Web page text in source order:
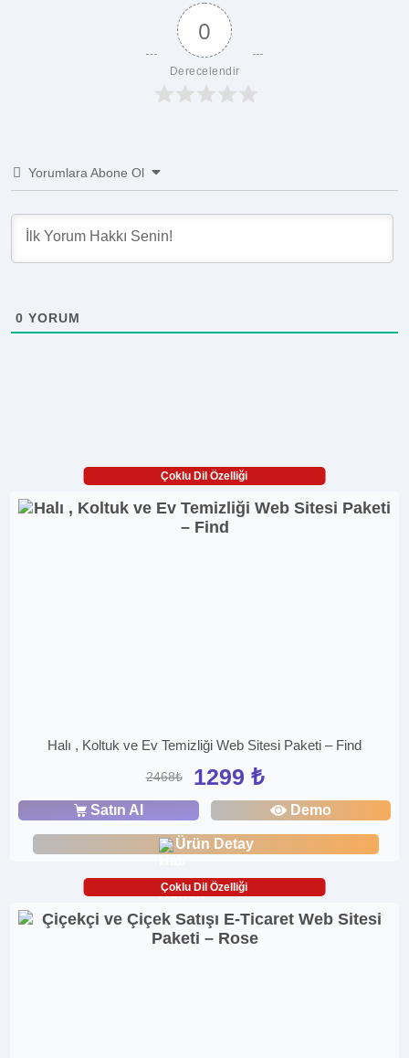
0
Derecelendir
Yorumlara Abone Ol
0 YORUM
Çoklu Dil Özelliği
Halı , Koltuk ve Ev Temizliği Web Sitesi Paketi – Find
2468₺ 1299 ₺
Satın Al Demo
Ürün Detay
Çoklu Dil Özelliği